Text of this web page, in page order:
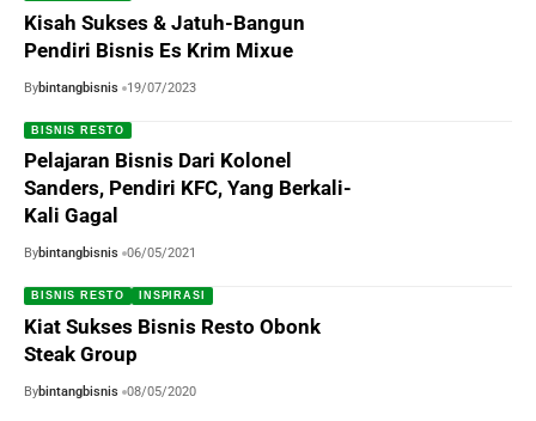
Kisah Sukses & Jatuh-Bangun
Pendiri Bisnis Es Krim Mixue
Bybintangbisnis 19/07/2023
BISNIS RESTO
Pelajaran Bisnis Dari Kolonel
Sanders, Pendiri KFC, Yang Berkali-
Kali Gagal
Bybintangbisnis 06/05/2021
BISNIS RESTO INSPIRASI
Kiat Sukses Bisnis Resto Obonk
Steak Group
Bybintangbisnis 08/05/2020